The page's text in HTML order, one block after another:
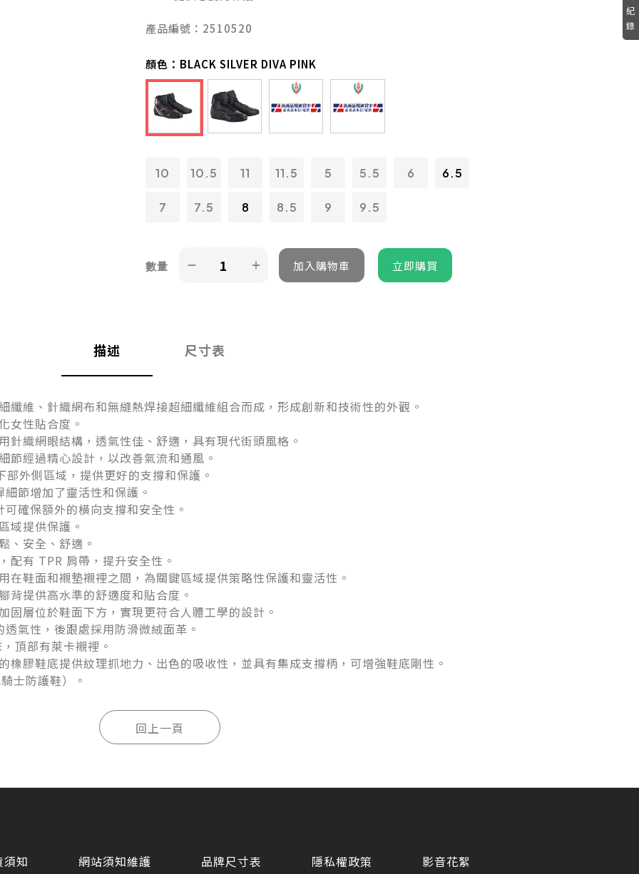
產品編號：2510520
顏色： BLACK SILVER DIVA PINK
10 10.5 11 11.5 5 5.5 6 6.5
7 7.5 8 8.5 9 9.5
數量
描述 尺寸表
纖維、針織網布和無縫熱焊接超細纖維組合而成，形成創新和技術性的外觀。
女性貼合度。
針織網眼結構，透氣性佳、舒適，具有現代街頭風格。
節經過精心設計，以改善氣流和通風。
外側區域，提供更好的支撐和保護。
節增加了靈活性和保護。
確保額外的橫向支撐和安全性。
域提供保護。
、安全、舒適。
配有 TPR 肩帶，提升安全性。
在鞋面和襯墊襯裡之間，為關鍵區域提供策略性保護和靈活性。
背提供高水準的舒適度和貼合度。
固層位於鞋面下方，實現更符合人體工學的設計。
氣性，後跟處採用防滑微絨面革。
頂部有萊卡襯裡。
橡膠鞋底提供紋理抓地力、出色的吸收性，並具有集成支撐柄，可增強鞋底剛性。
士防護鞋）。
紀
錄
須知 網站須知維護 品牌尺寸表 隱私權政策 影音花絮